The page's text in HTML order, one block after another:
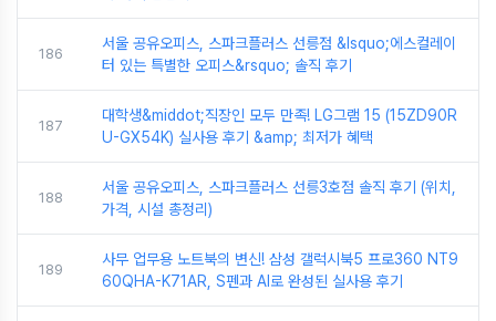
186
서울 공유오피스, 스파크플러스 선릉점 &lsquo;에스컬레이
터 있는 특별한 오피스&rsquo; 솔직 후기
187
대학생&middot;직장인 모두 만족! LG그램 15 (15ZD90R
U-GX54K) 실사용 후기 &amp; 최저가 혜택
188
서울 공유오피스, 스파크플러스 선릉3호점 솔직 후기 (위치,
가격, 시설 총정리)
189
사무 업무용 노트북의 변신! 삼성 갤럭시북5 프로360 NT9
60QHA-K71AR, S펜과 AI로 완성된 실사용 후기